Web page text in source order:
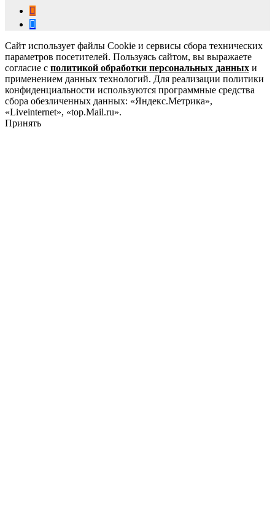
Сайт использует файлы Cookie и сервисы сбора технических
параметров посетителей. Пользуясь сайтом, вы выражаете
согласие с политикой обработки персональных данных и
применением данных технологий. Для реализации политики
конфиденциальности используются программные средства
сбора обезличенных данных: «Яндекс.Метрика»,
«Liveinternet», «top.Mail.ru».
Принять